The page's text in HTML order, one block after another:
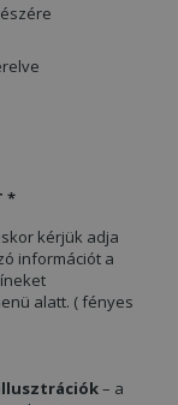
*
kérjük adja
információt a
alatt. ( fényes
famintás )
– a